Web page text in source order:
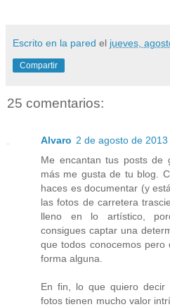
Escrito en la pared el jueves,
Compartir
25 comentarios:
Alvaro 2 de agosto de
Me encantan tus posts de
más me gusta de tu blog.
haces es documentar (y
las fotos de carretera
lleno en lo artístico,
consigues captar una
que todos conocemos
forma alguna.
En fin, lo que quiero
fotos tienen mucho valor